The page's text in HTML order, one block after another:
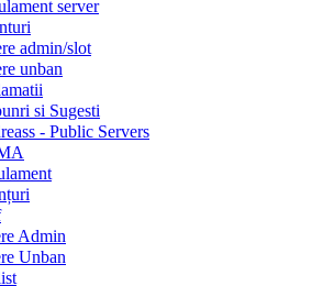
server
admin/slot
unban
si Sugesti
- Public Servers
Admin
Unban